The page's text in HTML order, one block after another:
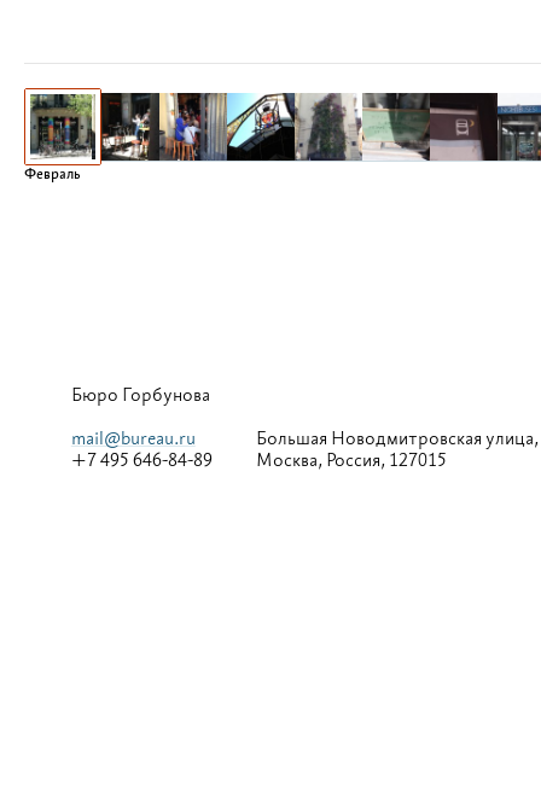
Февраль
Бюро Горбунова
mail@bureau.ru
+7 495 646-84-89
Большая Новодмитровская улица,
Москва, Россия, 127015